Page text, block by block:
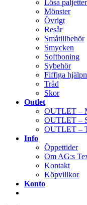
Lösa paljetter
Mönster
Övrigt
Resår
Småtillbehör
Smycken
Softboning
Sybehör
Fiffiga
Tråd
Skor
Outlet
OUTLET –
OUTLET –
OUTLET –
Info
Öppettider
Om AG:s
Kontakt
Köpvillkor
Konto